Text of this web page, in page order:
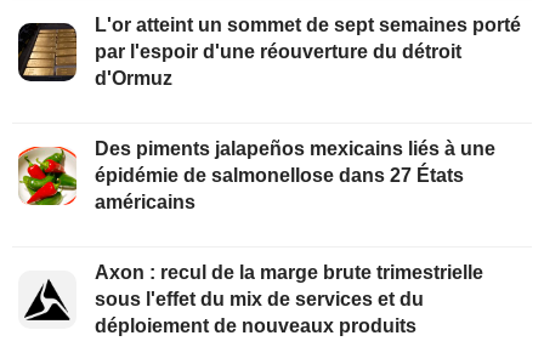
L'or atteint un sommet de sept semaines porté
par l'espoir d'une réouverture du détroit
d'Ormuz
Des piments jalapeños mexicains liés à une
épidémie de salmonellose dans 27 États
américains
Axon : recul de la marge brute trimestrielle
sous l'effet du mix de services et du
déploiement de nouveaux produits